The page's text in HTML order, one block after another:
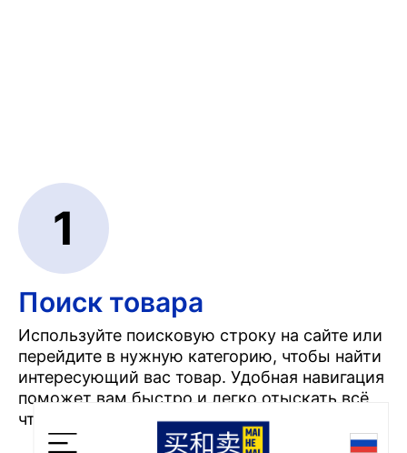
1
Поиск товара
Используйте поисковую строку на сайте или
перейдите в нужную категорию, чтобы найти
интересующий вас товар. Удобная навигация
поможет вам быстро и легко отыскать всё,
что требуется.